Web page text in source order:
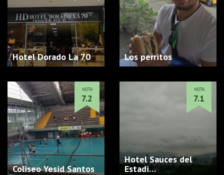
Hotel Dorado La 70 Los perritos
Coliseo Yesid Santos
NOTA
7.2
Hotel Sauces del
Estadi…
NOTA
7.1